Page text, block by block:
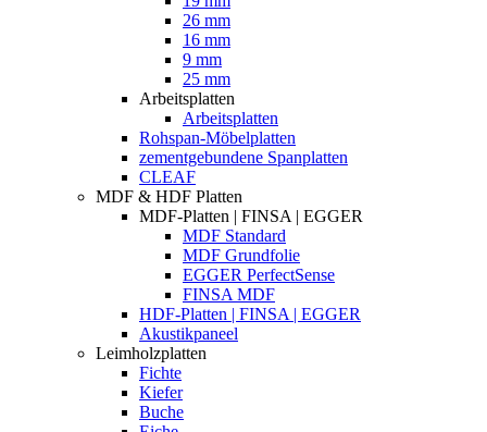
26 mm
16 mm
9 mm
25 mm
Arbeitsplatten
Arbeitsplatten
Rohspan-Möbelplatten
zementgebundene Spanplatten
CLEAF
MDF & HDF Platten
MDF-Platten | FINSA | EGGER
MDF Standard
MDF Grundfolie
EGGER PerfectSense
FINSA MDF
HDF-Platten | FINSA | EGGER
Akustikpaneel
Leimholzplatten
Fichte
Kiefer
Buche